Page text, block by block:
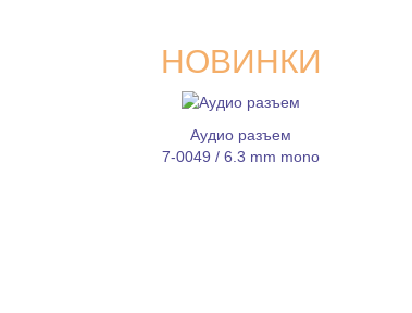
НОВИНКИ
Аудио разъем
7-0049 / 6.3 mm mono